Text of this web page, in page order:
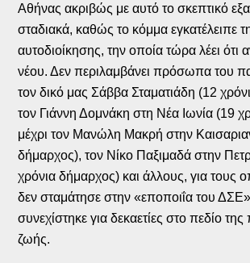
Αθήνας ακριβώς με αυτό το σκεπτικό
σταδιακά, καθώς το κόμμα εγκατέλειπε
αυτοδιοίκησης, την οποία τώρα λέει ότι
νέου. Δεν περιλαμβάνει πρόσωπα του
τον δικό μας Σάββα Σταματιάδη (12
τον Γιάννη Δομνάκη στη Νέα Ιωνία (19
μέχρι τον Μανώλη Μακρή στην
δήμαρχος), τον Νίκο Παξιμαδά στην
χρόνια δήμαρχος) και άλλους, για τους
δεν σταμάτησε στην «εποποιΐα του
συνεχίστηκε για δεκαετίες στο πεδίο
ζωής.